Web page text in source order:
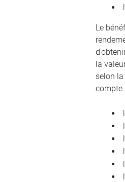
Le
la
selon
compte